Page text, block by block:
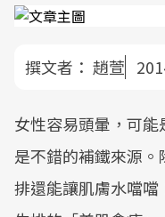
撰文者： 趙萱
女性容易頭暈，可能
是不錯的補鐵來源
排還能讓肌膚水噹